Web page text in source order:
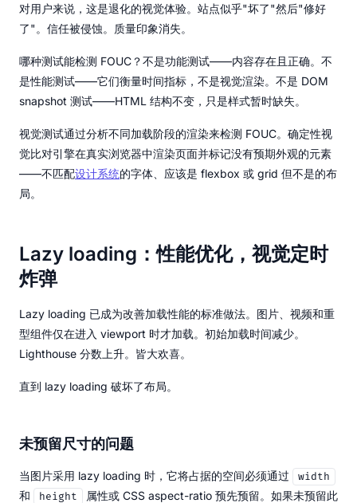
对用户来说，这是退化的视觉体验。站点似乎"坏了"然后"修好
了"。信任被侵蚀。质量印象消失。
哪种测试能检测 FOUC？不是功能测试——内容存在且正确。不
是性能测试——它们衡量时间指标，不是视觉渲染。不是 DOM
snapshot 测试——HTML 结构不变，只是样式暂时缺失。
视觉测试通过分析不同加载阶段的渲染来检测 FOUC。确定性视
觉比对引擎在真实浏览器中渲染页面并标记没有预期外观的元素
——不匹配设计系统的字体、应该是 flexbox 或 grid 但不是的布
局。
Lazy loading：性能优化，视觉定时
炸弹
Lazy loading 已成为改善加载性能的标准做法。图片、视频和重
型组件仅在进入 viewport 时才加载。初始加载时间减少。
Lighthouse 分数上升。皆大欢喜。
直到 lazy loading 破坏了布局。
未预留尺寸的问题
当图片采用 lazy loading 时，它将占据的空间必须通过 width
和 height 属性或 CSS aspect-ratio 预先预留。如果未预留此